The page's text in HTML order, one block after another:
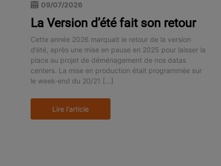
09/07/2026
La Version d’été fait son retour
Cette année 2026 marquait le retour de la version
d’été, après une mise en pause en 2025 pour laisser la
place au projet de déménagement de nos datas
centers. La mise en production était programmée sur
le week-end du 20/21 […]
Lire l'article